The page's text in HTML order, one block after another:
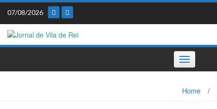
Skip
content
07/08/2026
Toggle
navigation
Home /